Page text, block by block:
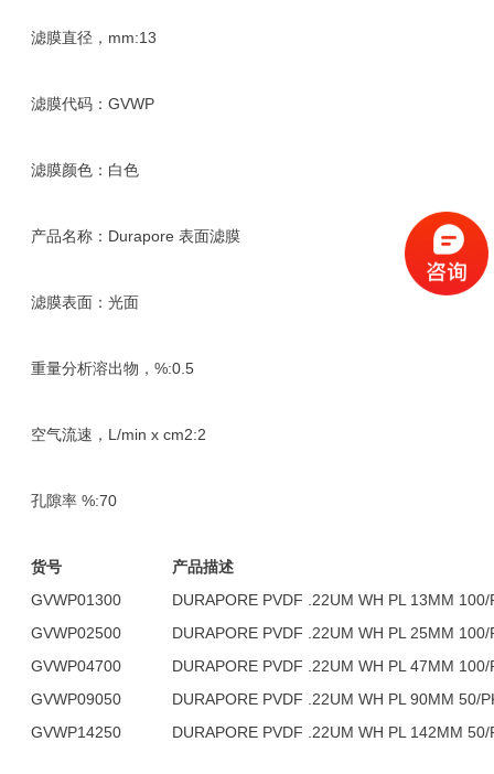
滤膜直径，mm:13
滤膜代码：GVWP
滤膜颜色：白色
产品名称：Durapore 表面滤膜
滤膜表面：光面
重量分析溶出物，%:0.5
空气流速，L/min x cm2:2
孔隙率 %:70
货号
产品描述
GVWP01300
DURAPORE PVDF .22UM WH PL 13MM 100/
GVWP02500
DURAPORE PVDF .22UM WH PL 25MM 100/
GVWP04700
DURAPORE PVDF .22UM WH PL 47MM 100/
GVWP09050
DURAPORE PVDF .22UM WH PL 90MM 50/
GVWP14250
DURAPORE PVDF .22UM WH PL 142MM 50/